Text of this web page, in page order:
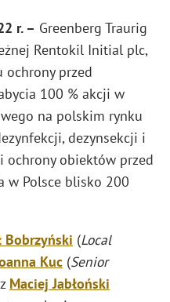
r. – Greenberg Traurig
Rentokil Initial plc,
przed
100 % akcji w
na polskim rynku
dezynsekcji i
ochrony obiektów przed
w Polsce blisko 200
Bobrzyński (Local
Kuc (Senior
Maciej Jabłoński